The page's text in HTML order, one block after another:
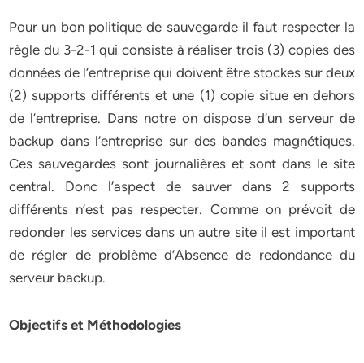
Pour un bon politique de sauvegarde il faut respecter la
règle du 3-2-1 qui consiste à réaliser trois (3) copies des
données de l’entreprise qui doivent être stockes sur deux
(2) supports différents et une (1) copie situe en dehors
de l’entreprise. Dans notre on dispose d’un serveur de
backup dans l’entreprise sur des bandes magnétiques.
Ces sauvegardes sont journalières et sont dans le site
central. Donc l’aspect de sauver dans 2 supports
différents n’est pas respecter. Comme on prévoit de
redonder les services dans un autre site il est important
de régler de problème d’Absence de redondance du
serveur backup.
Objectifs et Méthodologies